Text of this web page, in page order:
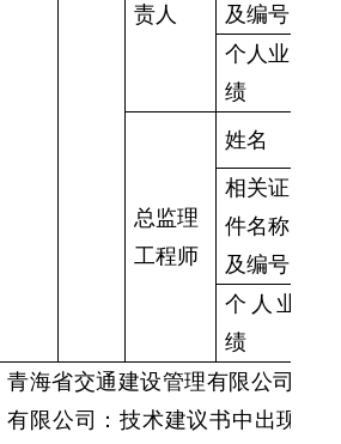
责人
及编号
个人业
绩
总监理
工程师
姓名
相关证
件名称
及编号
个人业
绩
青海省交通建设管理有限公司
有限公司：技术建议书中出现牵